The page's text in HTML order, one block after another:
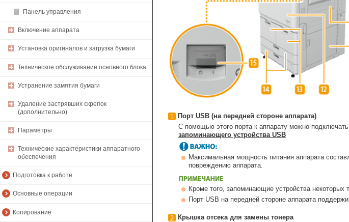
Панель управления
Включение аппарата
Установка оригиналов и загрузка бумаги
Техническое обслуживание основного блока
Устранение замятия бумаги
Удаление застрявших скрепок
(дополнительно)
Параметры
Технические характеристики аппаратного
обеспечения
Подготовка к работе
Основные операции
Копирование
Порт USB (на передней стороне аппарата)
С помощью этого порта к аппарату можно
запоминающего устройства USB
Максимальная мощность питания аппарата
повреждению аппарата.
Кроме того, запоминающие устройства
Порт USB на передней стороне аппарата
Крышка отсека для замены тонера